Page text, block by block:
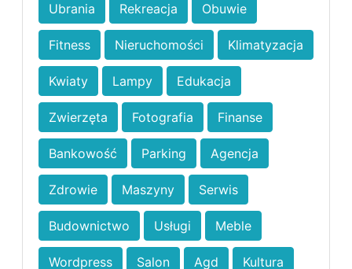
Ubrania Rekreacja Obuwie
Fitness Nieruchomości Klimatyzacja
Kwiaty Lampy Edukacja
Zwierzęta Fotografia Finanse
Bankowość Parking Agencja
Zdrowie Maszyny Serwis
Budownictwo Usługi Meble
Wordpress Salon Agd Kultura